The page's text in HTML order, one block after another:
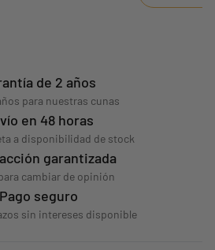
de 2 años
para nuestras cunas
en 48 horas
a disponibilidad de stock
garantizada
cambiar de opinión
Pago seguro
sin intereses disponible